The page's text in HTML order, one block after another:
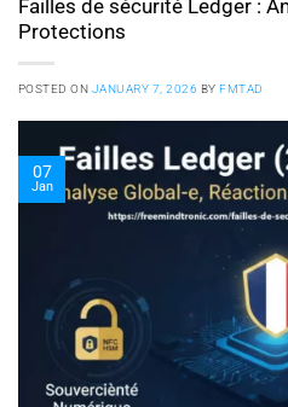
Failles de sécurité Ledger :
Protections
POSTED ON JANUARY 7, 2026 BYFMTAD
07
Jan